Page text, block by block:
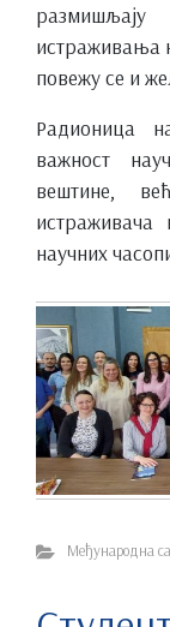
истраживања
повежу се и
Радионица
важност
вештине,
истраживача
научних
Међународна